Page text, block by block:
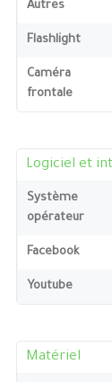
Autres
Flashlight
Caméra
frontale
Logiciel et
Système
opérateur
Facebook
Youtube
Matériel